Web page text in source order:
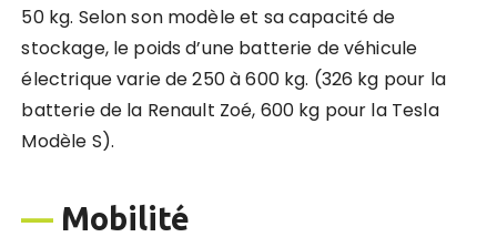
50 kg. Selon son modèle et sa capacité de
stockage, le poids d’une batterie de véhicule
électrique varie de 250 à 600 kg. (326 kg pour la
batterie de la Renault Zoé, 600 kg pour la Tesla
Modèle S).
— Mobilité